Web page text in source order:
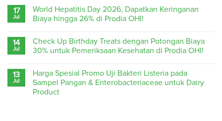
17
Jul
World Hepatitis Day 2026, Dapatkan Keringanan
Biaya hingga 26% di Prodia OHI!
14
Jul
Check Up Birthday Treats dengan Potongan Biaya
30% untuk Pemeriksaan Kesehatan di Prodia OHI!
13
Jul
Harga Spesial Promo Uji Bakteri Listeria pada
Sampel Pangan & Enterobacteriaceae untuk Dairy
Product